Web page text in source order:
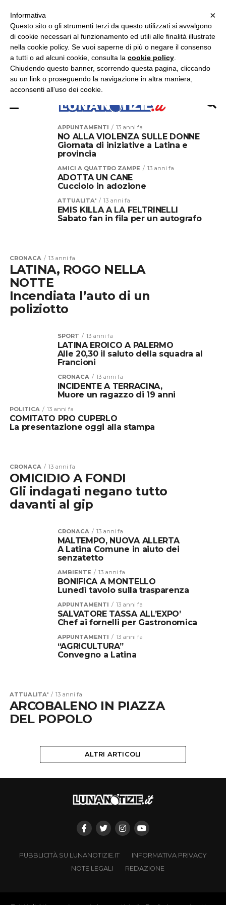
ASCOLTA RADIO LUNA
APPUNTAMENTI 13 anni fa
NO ALLA VIOLENZA SULLE DONNE
Giornata di iniziative a Latina e
provincia
AMICI A QUATTRO ZAMPE 13 anni fa
ADOTTA UN CANE
Cucciolo in adozione
ATTUALITA' 13 anni fa
EMIS KILLA A LA FELTRINELLI
Sabato fan in fila per un autografo
CRONACA 13 anni fa
LATINA, ROGO NELLA
NOTTE
Incendiata l’auto di un
poliziotto
SPORT 13 anni fa
LATINA EROICO A PALERMO
Alle 20,30 il saluto della squadra al
Francioni
CRONACA 13 anni fa
INCIDENTE A TERRACINA,
Muore un ragazzo di 19 anni
POLITICA 13 anni fa
COMITATO PRO CUPERLO
La presentazione oggi alla stampa
CRONACA 13 anni fa
OMICIDIO A FONDI
Gli indagati negano tutto
davanti al gip
CRONACA 13 anni fa
MALTEMPO, NUOVA ALLERTA
A Latina Comune in aiuto dei
senzatetto
AMBIENTE 13 anni fa
BONIFICA A MONTELLO
Lunedì tavolo sulla trasparenza
APPUNTAMENTI 13 anni fa
SALVATORE TASSA ALL’EXPO’
Chef ai fornelli per Gastronomica
APPUNTAMENTI 13 anni fa
“AGRICULTURA”
Convegno a Latina
ATTUALITA' 13 anni fa
ARCOBALENO IN PIAZZA
DEL POPOLO
ALTRI ARTICOLI
PUBBLICITÀ SU LUNANOTIZIE.IT
INFORMATIVA PRIVACY
NOTE LEGALI
REDAZIONE
×
×
Informativa
Questo sito o gli strumenti terzi da questo utilizzati si avvalgono
di cookie necessari al funzionamento ed utili alle finalità illustrate
nella cookie policy. Se vuoi saperne di più o negare il consenso
a tutti o ad alcuni cookie, consulta la cookie policy
Chiudendo questo banner, scorrendo questa pagina, cliccando
su un link o proseguendo la navigazione in altra maniera,
acconsenti all’uso dei cookie.